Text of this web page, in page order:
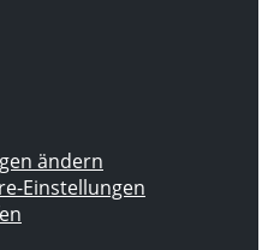
ändern
Einstellungen